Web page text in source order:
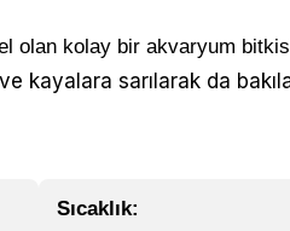
olan kolay bir akvaryum
kayalara sarılarak da
Sıcaklık: